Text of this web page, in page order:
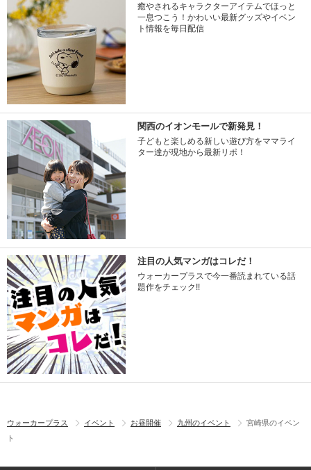
癒やされるキャラクターアイテムでほっと
一息つこう！かわいい最新グッズやイベン
ト情報を毎日配信
関西のイオンモールで新発見！
子どもと楽しめる新しい遊び方をママライ
ター達が現地から最新リポ！
注目の人気マンガはコレだ！
ウォーカープラスで今一番読まれている話
題作をチェック!!
ウォーカープラス イベント お昼開催 九州のイベント
宮崎県のイベン
ト